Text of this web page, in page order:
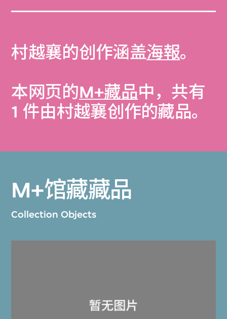
村越襄的创作涵盖海報。
本网页的M+藏品中，共有
1 件由村越襄创作的藏品。
M+馆藏藏品
Collection Objects